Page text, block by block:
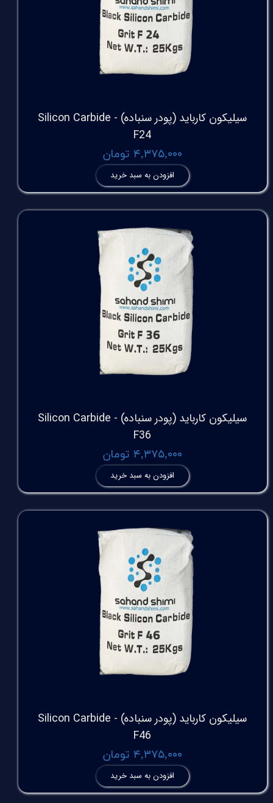
سیلیکون کارباید (پودر سنباده) Silicon Carbide -
F24
۴,۳۷۵,۰۰۰ تومان
افزودن به سبد خرید
سیلیکون کارباید (پودر سنباده) Silicon Carbide -
F36
۴,۳۷۵,۰۰۰ تومان
افزودن به سبد خرید
سیلیکون کارباید (پودر سنباده) Silicon Carbide -
F46
۴,۳۷۵,۰۰۰ تومان
افزودن به سبد خرید